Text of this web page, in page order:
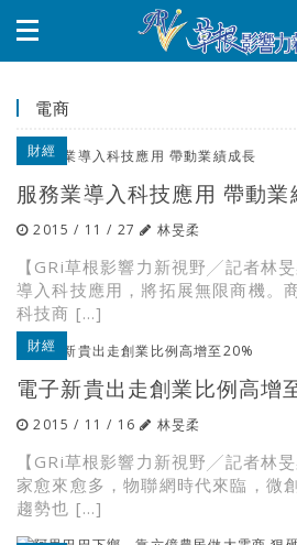
電商
財經
服務業導入科技應用 帶動業
2015 / 11 / 27 林旻柔
【GRi草根影響力新視野╱記者林
導入科技應用，將拓展無限商機。
科技商 […]
財經
電子新貴出走創業比例高增
2015 / 11 / 16 林旻柔
【GRi草根影響力新視野╱記者林
家愈來愈多，物聯網時代來臨，微
趨勢也 […]